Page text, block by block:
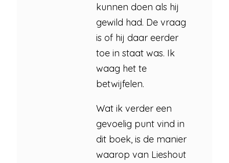
kunnen doen als hij
gewild had. De vraag
is of hij daar eerder
toe in staat was. Ik
waag het te
betwijfelen.
Wat ik verder een
gevoelig punt vind in
dit boek, is de manier
waarop van Lieshout